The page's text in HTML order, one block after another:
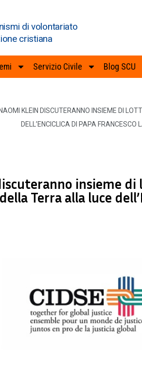
di volontariato
cristiana
Servizio Civile Blog SCU
NAOMI KLEIN DISCUTERANNO INSIEME DI
DELL’ENCICLICA DI PAPA FRANCESCO
insieme
Terra alla luce